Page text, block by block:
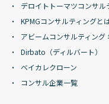
デロイトトーマツコンサル
KPMGコンサルティングと
アビームコンサルティング
Dirbato（ディルバート）
ベイカレクローン
コンサル企業一覧